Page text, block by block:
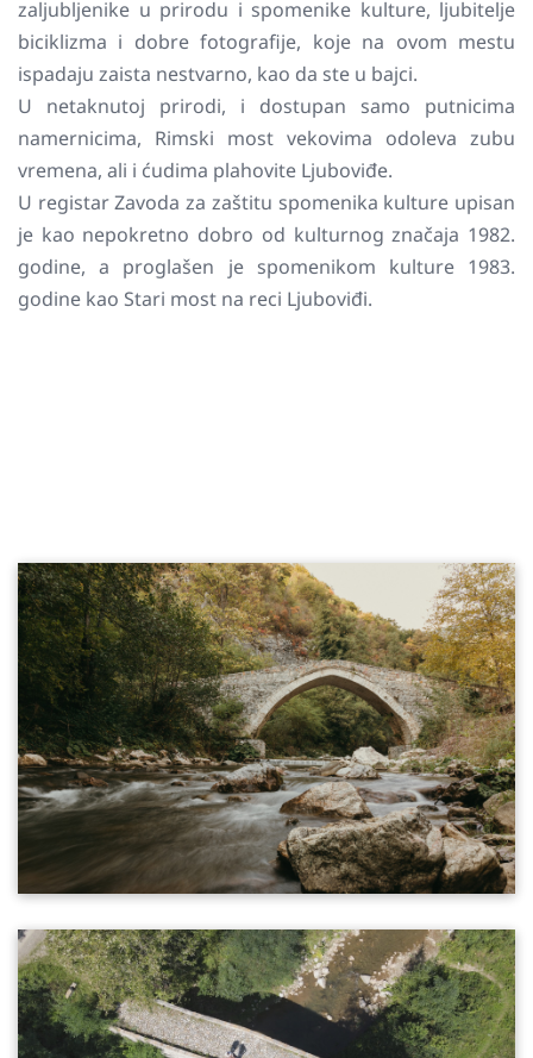
zaljubljenike u prirodu i spomenike kulture, ljubitelje
biciklizma i dobre fotografije, koje na ovom mestu
ispadaju zaista nestvarno, kao da ste u bajci.
U netaknutoj prirodi, i dostupan samo putnicima
namernicima, Rimski most vekovima odoleva zubu
vremena, ali i ćudima plahovite Ljuboviđe.
U registar Zavoda za zaštitu spomenika kulture upisan
je kao nepokretno dobro od kulturnog značaja 1982.
godine, a proglašen je spomenikom kulture 1983.
godine kao Stari most na reci Ljuboviđi.